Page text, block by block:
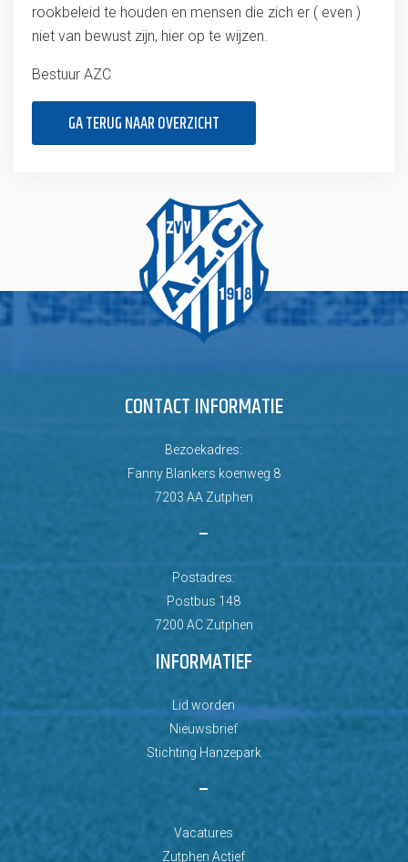
rookbeleid te houden en mensen die zich er ( even )
niet van bewust zijn, hier op te wijzen.
Bestuur AZC
GA TERUG NAAR OVERZICHT
CONTACT INFORMATIE
Bezoekadres:
Fanny Blankers koenweg 8
7203 AA Zutphen
–
Postadres:
Postbus 148
7200 AC Zutphen
INFORMATIEF
Lid worden
Nieuwsbrief
Stichting Hanzepark
–
Vacatures
Zutphen Actief